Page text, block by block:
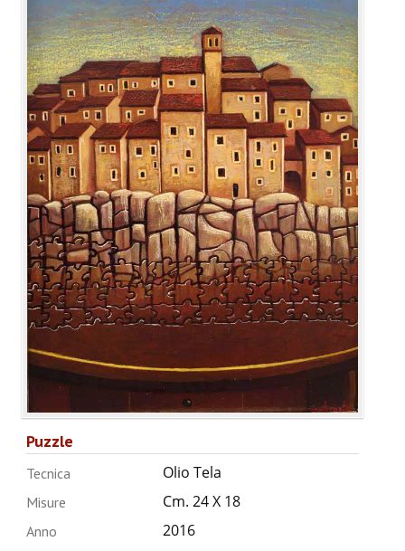
Puzzle
Tecnica Olio Tela
Misure Cm. 24 X 18
Anno 2016